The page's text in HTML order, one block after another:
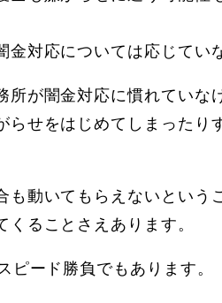
対応については応じてい
所が闇金対応に慣れていな
らせをはじめてしまったり
も動いてもらえないという
ることさえあります。
ピード勝負でもあります。